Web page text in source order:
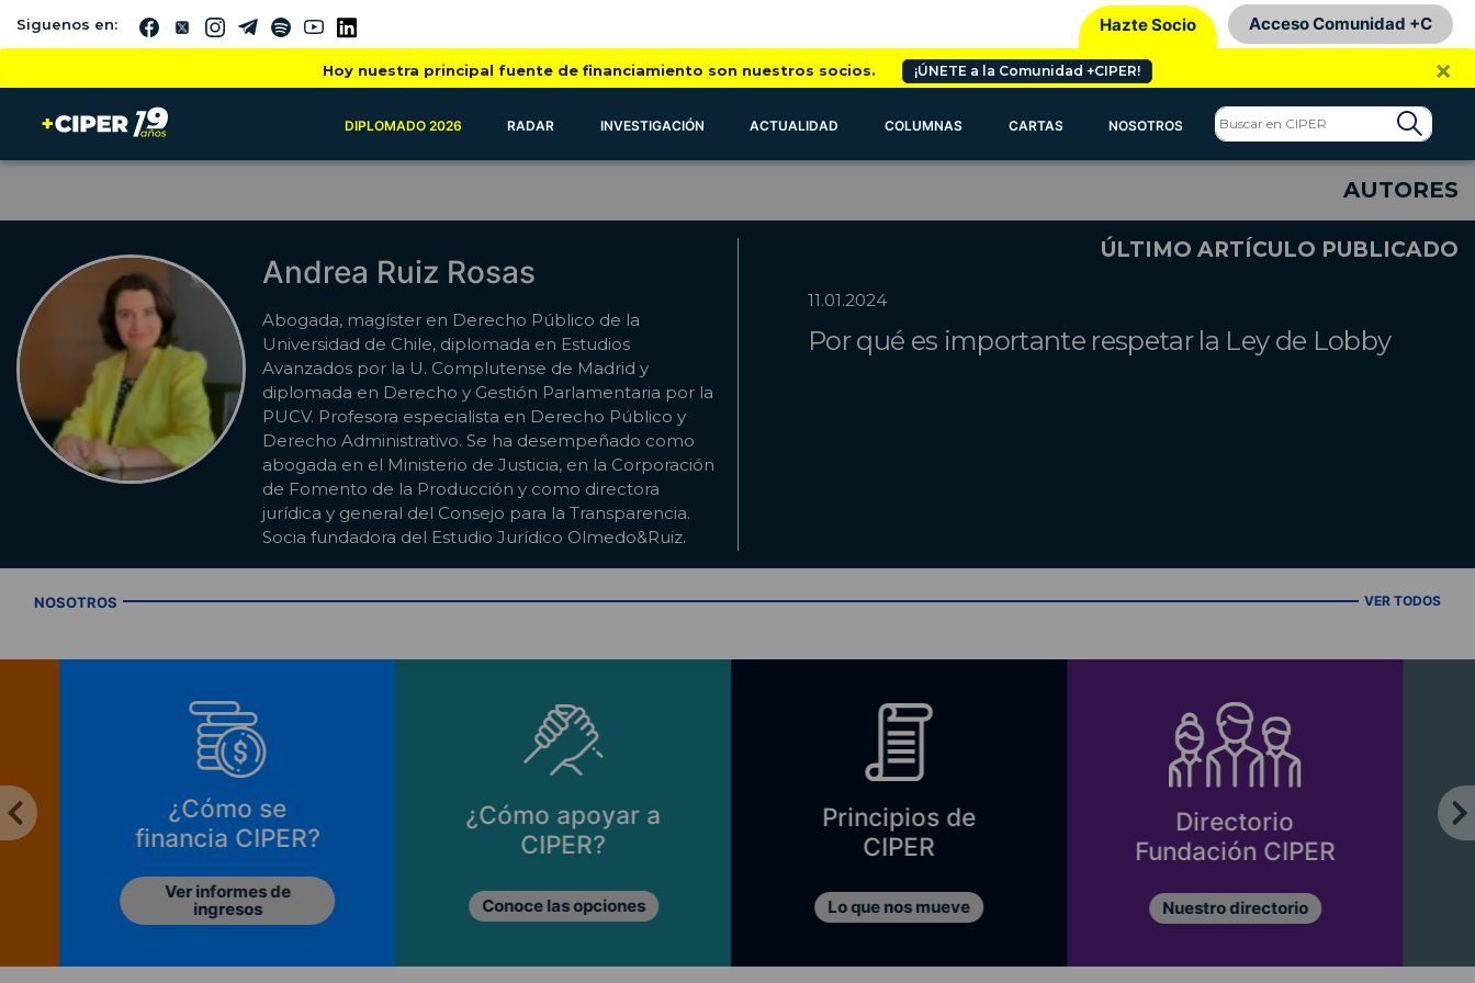
Siguenos en: Hazte Socio Acceso Comunidad +C
Hoy nuestra principal fuente de financiamiento son nuestros socios. ¡ÚNETE a la Comunidad +CIPER! ×
DIPLOMADO 2026 RADAR INVESTIGACIÓN ACTUALIDAD COLUMNAS CARTAS NOSOTROS
AUTORES
Andrea Ruiz Rosas
Abogada, magíster en Derecho Público de la
Universidad de Chile, diplomada en Estudios
Avanzados por la U. Complutense de Madrid y
diplomada en Derecho y Gestión Parlamentaria por la
PUCV. Profesora especialista en Derecho Público y
Derecho Administrativo. Se ha desempeñado como
abogada en el Ministerio de Justicia, en la Corporación
de Fomento de la Producción y como directora
jurídica y general del Consejo para la Transparencia.
Socia fundadora del Estudio Jurídico Olmedo&Ruiz.
ÚLTIMO ARTÍCULO PUBLICADO
11.01.2024
Por qué es importante respetar la Ley de Lobby
NOSOTROS VER TODOS
¿Cómo apoyar a
CIPER?
Conoce las opciones
Principios de
CIPER
Lo que nos mueve
Directorio
Fundación CIPER
Nuestro directorio
Equipo CIPER
Conócenos